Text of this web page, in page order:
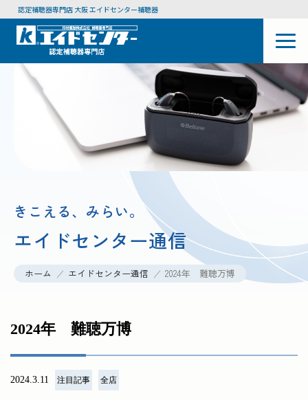
認定補聴器専門店 大阪 エイドセンター補聴器
きこえる、みらい。
エイドセンター通信
ホーム エイドセンター通信 2024年 難聴万博
2024年 難聴万博
2024.3.11 注目記事 全店